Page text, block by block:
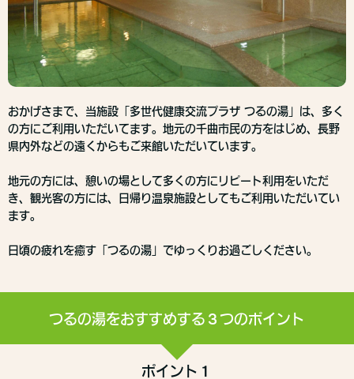
おかげさまで、当施設「多世代健康交流プラザ つるの湯」は、多く
の方にご利用いただいてます。地元の千曲市民の方をはじめ、長野
県内外などの遠くからもご来館いただいています。
地元の方には、憩いの場として多くの方にリピート利用をいただ
き、観光客の方には、日帰り温泉施設としてもご利用いただいてい
ます。
日頃の疲れを癒す「つるの湯」でゆっくりお過ごしください。
つるの湯をおすすめする３つのポイント
ポイント１